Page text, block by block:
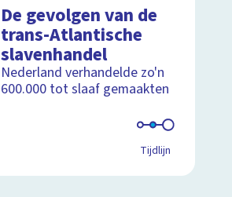
De gevolgen van de
trans-Atlantische
slavenhandel
Nederland verhandelde zo'n
600.000 tot slaaf gemaakten
Tijdlijn